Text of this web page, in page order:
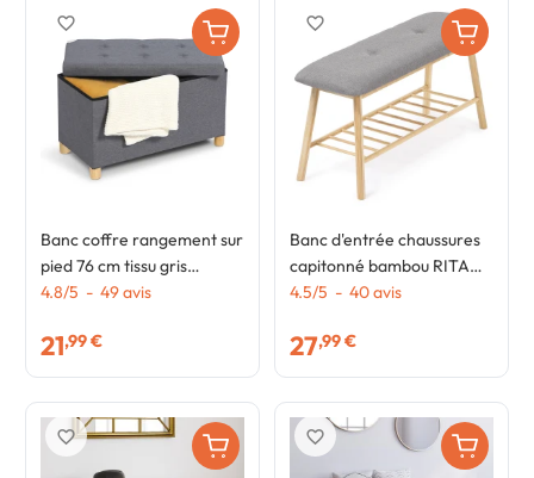
Banc coffre rangement sur
pied 76 cm tissu gris
anthracite
4.8/5 - 49avis
21,99 €
favorite_border
Banc d'entrée chaussures
capitonné bambou RITA
tissu gris clair
4.5/5 - 40avis
27,99 €
favorite_border
favorite_border favorite_border